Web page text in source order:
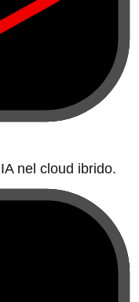
nel cloud ibrido.